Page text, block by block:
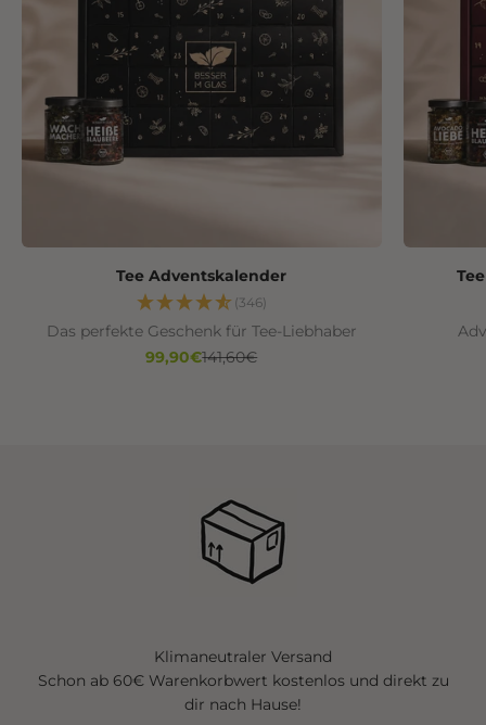
Tee Adventskalender
(346)
Das perfekte Geschenk für Tee-Liebhaber
Angebot
99,90€Regulärer Preis
141,60€
Klimaneutraler Versand
Schon ab 60€ Warenkorbwert kostenlos und direkt zu
dir nach Hause!